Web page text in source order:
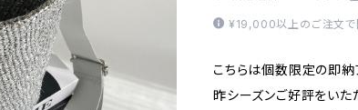
¥19,000以上のご注文で
こちらは個数限定の即納
昨シーズンご好評をいた